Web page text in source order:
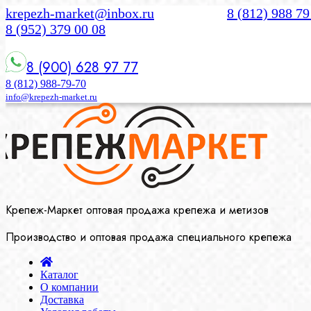
krepezh-market@inbox.ru
8 (812) 988
8 (952) 379 00 08
8 (900) 628 97 77
8 (812) 988-79-70
info@krepezh-market.ru
Крепеж-Маркет оптовая продажа крепежа и метизов
Производство и оптовая продажа специального крепежа
Каталог
О компании
Доставка